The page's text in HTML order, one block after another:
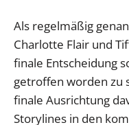
Als regelmäßig
Charlotte Flair und
finale Entscheidung
getroffen worden zu
finale Ausrichtung
Storylines in den